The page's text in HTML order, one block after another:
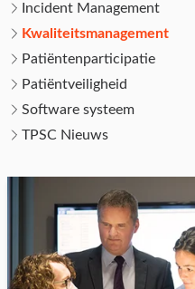
Incident Management
Kwaliteitsmanagement
Patiëntenparticipatie
Patiëntveiligheid
Software systeem
TPSC Nieuws